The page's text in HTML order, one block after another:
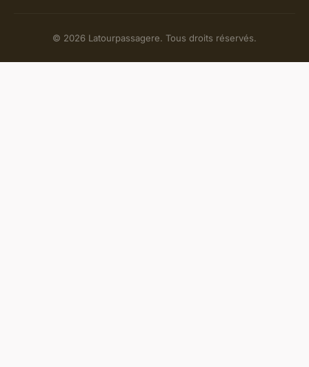
© 2026 Latourpassagere. Tous droits réservés.